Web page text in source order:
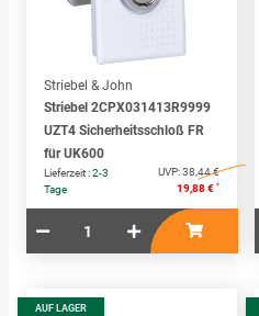
Striebel & John
Striebel 2CPX031413R9999
UZT4 Sicherheitsschloß FR
für UK600
Lieferzeit :2-3
Tage
UVP:38,44 €
19,88 € *
AUF LAGER